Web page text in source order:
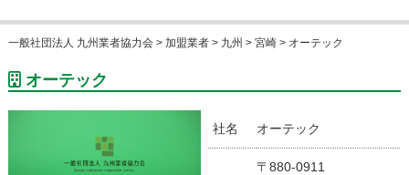
一般社団法人 九州業者協力会> 加盟業者> 九州 > 宮崎> オーテック
オーテック
社名 オーテック
〒880-0911